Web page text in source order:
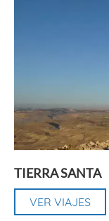
TIERRA SANTA
VER VIAJES